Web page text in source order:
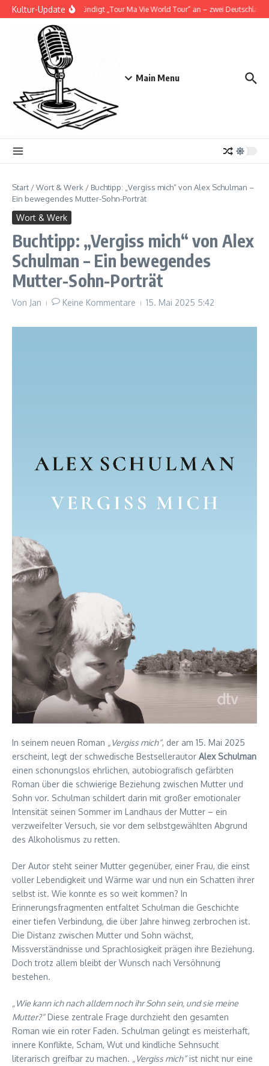
Zum Inhalt springen
Kultur-UpdateDoja Cat kündigt „Tour Ma Vie World Tour“ an – zwei
Main Menu
Start /Wort & Werk / Buchtipp: „Vergiss mich“ von Alex Schulman –
Ein bewegendes Mutter-Sohn-Porträt
Wort & Werk
Buchtipp: „Vergiss mich“ von Alex
Schulman – Ein bewegendes
Mutter-Sohn-Porträt
Von Jan Keine Kommentare 15. Mai 2025 5:42
In seinem neuen Roman „Vergiss mich“, der am 15. Mai 2025
erscheint, legt der schwedische Bestsellerautor Alex Schulman
einen schonungslos ehrlichen, autobiografisch gefärbten
Roman über die schwierige Beziehung zwischen Mutter und
Sohn vor. Schulman schildert darin mit großer emotionaler
Intensität seinen Sommer im Landhaus der Mutter – ein
verzweifelter Versuch, sie vor dem selbstgewählten Abgrund
des Alkoholismus zu retten.
Der Autor steht seiner Mutter gegenüber, einer Frau, die einst
voller Lebendigkeit und Wärme war und nun ein Schatten ihrer
selbst ist. Wie konnte es so weit kommen? In
Erinnerungsfragmenten entfaltet Schulman die Geschichte
einer tiefen Verbindung, die über Jahre hinweg zerbrochen ist.
Die Distanz zwischen Mutter und Sohn wächst,
Missverständnisse und Sprachlosigkeit prägen ihre Beziehung.
Doch trotz allem bleibt der Wunsch nach Versöhnung
bestehen.
„Wie kann ich nach alldem noch ihr Sohn sein, und sie meine
Mutter?“Diese zentrale Frage durchzieht den gesamten
Roman wie ein roter Faden. Schulman gelingt es meisterhaft,
innere Konflikte, Scham, Wut und kindliche Sehnsucht
literarisch greifbar zu machen. „Vergiss mich“ist nicht nur eine